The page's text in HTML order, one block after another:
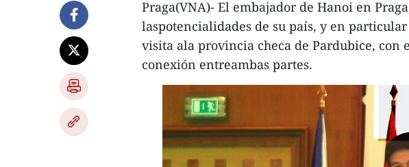
Praga(VNA)- El embajador de Hanoi en
laspotencialidades de su país, y en
visita ala provincia checa de Pardubice,
conexión entreambas partes.